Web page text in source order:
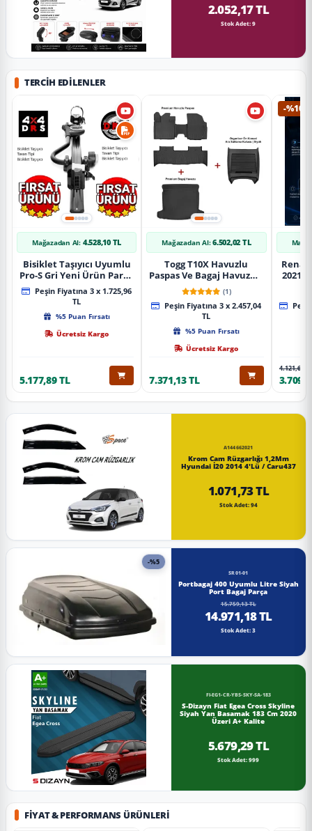
2.052,17 TL
Stok Adet: 9
TERCIH EDILENLER
Mağazadan Al: 4.528,10 TL
Bisiklet Taşıyıcı Uyumlu
Pro-S Gri Yeni Ürün Parça
Tavan Tipi Bisiklet
Taşıyıcı
Peşin Fiyatına 3 x 1.725,96
TL
%5 Puan Fırsatı
Ücretsiz Kargo
5.177,89 TL
Mağazadan Al: 6.502,02 TL
Togg T10X Havuzlu
Paspas Ve Bagaj Havuzu +
Siyah Organizer
(1)
Peşin Fiyatına 3 x 2.457,04
TL
%5 Puan Fırsatı
Ücretsiz Kargo
7.371,13 TL
-%10
2021
4.121,65 TL
A144662021
Krom Cam Rüzgarlığı 1,2Mm
Hyundai İ20 2014 4'Lü / Caru437
1.071,73 TL
Stok Adet: 94
-%5
SR01-01
Portbagaj 400 Uyumlu Litre Siyah
Port Bagaj Parça
15.759,13 TL
14.971,18 TL
Stok Adet: 3
FI-EG1-CR-YBS-SKY-SA-183
S-Dizayn Fiat Egea Cross Skyline
Siyah Yan Basamak 183 Cm 2020
Üzeri A+ Kalite
5.679,29 TL
Stok Adet: 999
FIYAT & PERFORMANS ÜRÜNLERI